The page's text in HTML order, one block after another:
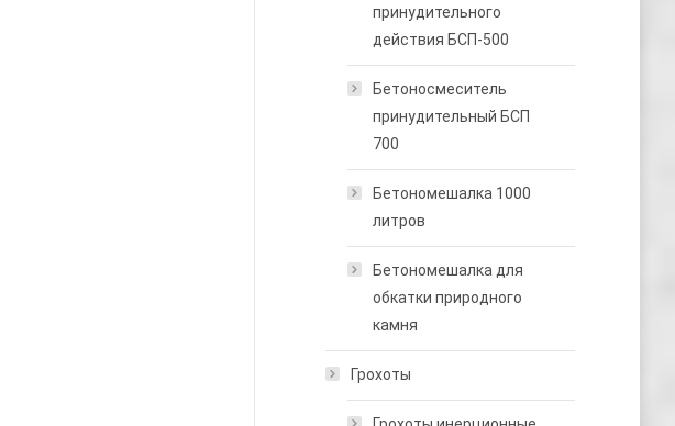
принудительного
действия БСП-500
Бетоносмеситель
принудительный БСП
700
Бетономешалка 1000
литров
Бетономешалка для
обкатки природного
камня
Грохоты